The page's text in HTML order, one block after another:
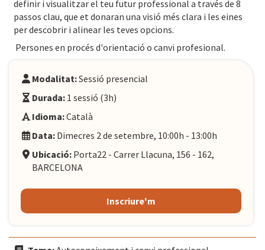
definir i visualitzar el teu futur professional a través de 8
passos clau, que et donaran una visió més clara i les eines
per descobrir i alinear les teves opcions.
Persones en procés d'orientació o canvi profesional.
Modalitat:Sessió presencial
Durada: 1 sessió (3h)
Idioma:Català
Data: Dimecres 2 de setembre, 10:00h - 13:00h
Ubicació: Porta22 - Carrer Llacuna, 156 - 162,
BARCELONA
Inscriure'm